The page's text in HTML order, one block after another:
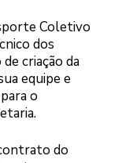
Coletivo
dos
criação da
equipe e
o
do